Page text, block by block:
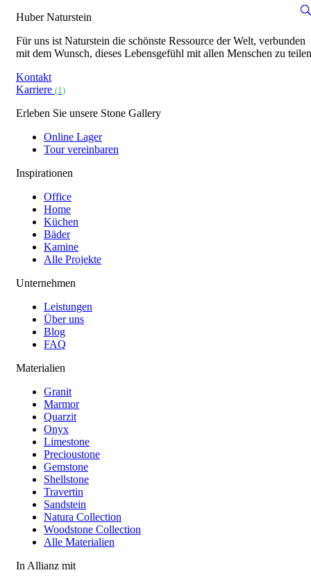
Huber Naturstein
Für uns ist Naturstein die schönste Ressource der Welt, verbunden
mit dem Wunsch, dieses Lebensgefühl mit allen Menschen zu
Kontakt
Karriere (1)
Erleben Sie unsere Stone Gallery
Online Lager
Tour vereinbaren
Inspirationen
Office
Home
Küchen
Bäder
Kamine
Alle Projekte
Unternehmen
Leistungen
Über uns
Blog
FAQ
Materialien
Granit
Marmor
Quarzit
Onyx
Limestone
Precioustone
Gemstone
Shellstone
Travertin
Sandstein
Natura Collection
Woodstone Collection
Alle Materialien
In Allianz mit